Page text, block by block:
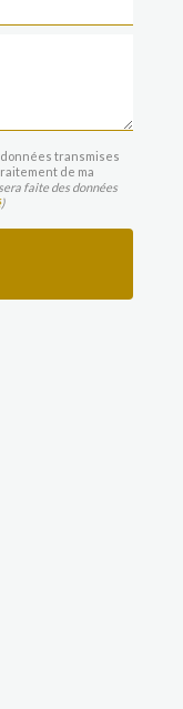
transmises
de ma
faite des données
)